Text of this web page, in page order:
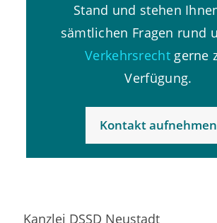
Stand und stehen
sämtlichen Fragen rund
Verkehrsrechtgerne
Verfügung.
Kontakt aufnehmen
Kanzlei DSSD Neustadt